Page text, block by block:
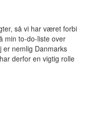
så vi har været forbi
min to-do-liste over
er nemlig Danmarks
derfor en vigtig rolle